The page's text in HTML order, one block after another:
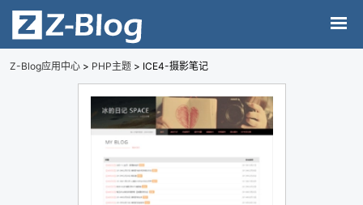
Z-Blog应用中心 > PHP主题 > ICE4-摄影笔记